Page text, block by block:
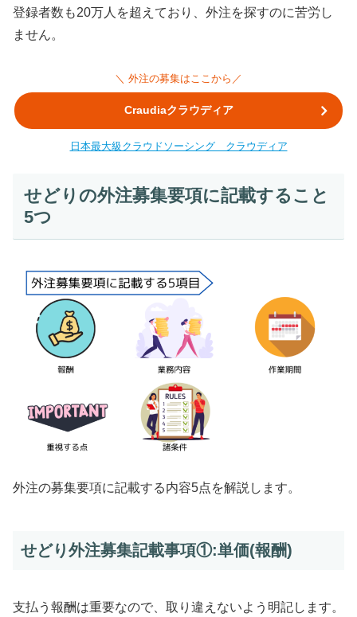
登録者数も20万人を超えており、外注を探すのに苦労し
ません。
＼ 外注の募集はここから／
Craudiaクラウディア
日本最大級クラウドソーシング クラウディア
せどりの外注募集要項に記載すること
5つ
外注の募集要項に記載する内容5点を解説します。
せどり外注募集記載事項①:単価(報酬)
支払う報酬は重要なので、取り違えないよう明記します。